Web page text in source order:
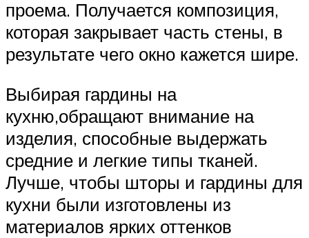
проема. Получается композиция,
которая закрывает часть стены, в
результате чего окно кажется шире.
Выбирая гардины на
кухню,обращают внимание на
изделия, способные выдержать
средние и легкие типы тканей.
Лучше, чтобы шторы и гардины для
кухни были изготовлены из
материалов ярких оттенков